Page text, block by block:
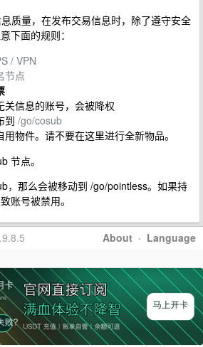
质量，在发布交易信息时，除了遵守安全
下面的规则：
/ VPN
节点
关信息的账号，会被降权
到 /go/cosub
物件。请不要在这里进行全新物品。
节点。
，那么会被移动到 /go/pointless。如果持
账号被禁用。
About · Language